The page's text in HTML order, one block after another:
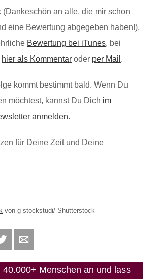
(Dankeschön an alle, die mir schon
eine Bewertung abgegeben haben!).
Bewertung bei iTunes, bei
hier als Kommentar oder per Mail .
kommt bestimmt bald. Wenn Du
möchtest, kannst Du Dich im
anmelden.
für Deine Zeit und Deine
von g-stockstudi/ Shutterstock
Twitter
40.000+ Menschen an und lass